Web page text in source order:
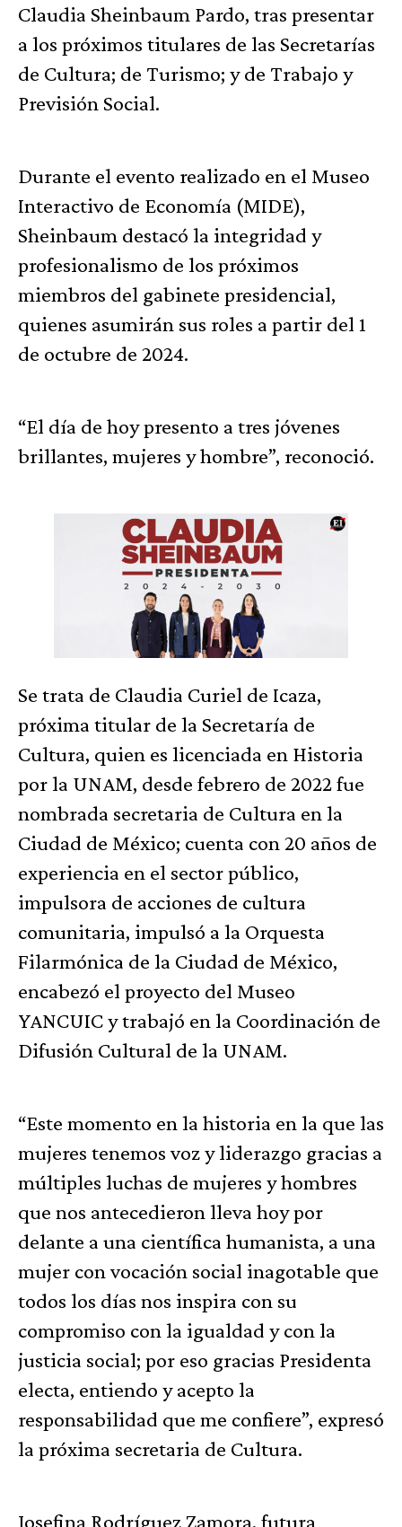
Claudia Sheinbaum Pardo, tras presentar
a los próximos titulares de las Secretarías
de Cultura; de Turismo; y de Trabajo y
Previsión Social.
Durante el evento realizado en el Museo
Interactivo de Economía (MIDE),
Sheinbaum destacó la integridad y
profesionalismo de los próximos
miembros del gabinete presidencial,
quienes asumirán sus roles a partir del 1
de octubre de 2024.
“El día de hoy presento a tres jóvenes
brillantes, mujeres y hombre”, reconoció.
Se trata de Claudia Curiel de Icaza,
próxima titular de la Secretaría de
Cultura, quien es licenciada en Historia
por la UNAM, desde febrero de 2022 fue
nombrada secretaria de Cultura en la
Ciudad de México; cuenta con 20 años de
experiencia en el sector público,
impulsora de acciones de cultura
comunitaria, impulsó a la Orquesta
Filarmónica de la Ciudad de México,
encabezó el proyecto del Museo
YANCUIC y trabajó en la Coordinación de
Difusión Cultural de la UNAM.
“Este momento en la historia en la que las
mujeres tenemos voz y liderazgo gracias a
múltiples luchas de mujeres y hombres
que nos antecedieron lleva hoy por
delante a una científica humanista, a una
mujer con vocación social inagotable que
todos los días nos inspira con su
compromiso con la igualdad y con la
justicia social; por eso gracias Presidenta
electa, entiendo y acepto la
responsabilidad que me confiere”, expresó
la próxima secretaria de Cultura.
Josefina Rodríguez Zamora, futura